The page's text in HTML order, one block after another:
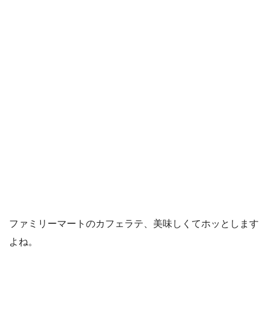
ファミリーマートのカフェラテ、美味しくてホッとします
よね。